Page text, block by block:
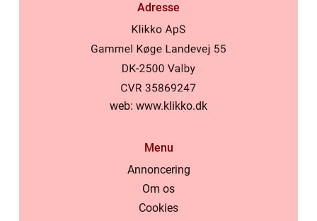
Adresse
web: www.klikko.dk
Menu
Annoncering
Om os
Cookies